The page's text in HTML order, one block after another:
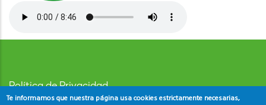
Política de Privacidad
Te informamos que nuestra página usa cookies estrictamente necesarias,